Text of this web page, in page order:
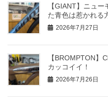
【GIANT】ニュ
た青色は惹かれる
2026年7月27日
【BROMPTON】
カッコイイ！
2026年7月26日